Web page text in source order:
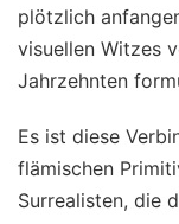
plötzlich
visuellen Witzes
Jahrzehnten
Es ist diese
flämischen
Surrealisten, die